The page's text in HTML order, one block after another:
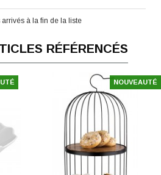
arrivés à la fin de la liste
RÉFÉRENCÉS
NOUVEAUTÉ